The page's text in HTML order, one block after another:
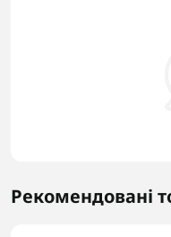
Рекомендовані